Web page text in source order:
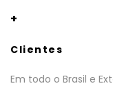
+
Clientes
Em todo o Brasil e